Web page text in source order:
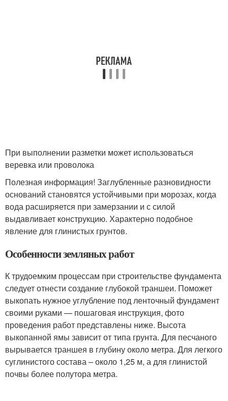
При выполнении разметки может использоваться
веревка или проволока
Полезная информация! Заглубленные разновидности
оснований становятся устойчивыми при морозах, когда
вода расширяется при замерзании и с силой
выдавливает конструкцию. Характерно подобное
явление для глинистых грунтов.
Особенности земляных работ
К трудоемким процессам при строительстве фундамента
следует отнести создание глубокой траншеи. Поможет
выкопать нужное углубление под ленточный фундамент
своими руками — пошаговая инструкция, фото
проведения работ представлены ниже. Высота
выкопанной ямы зависит от типа грунта. Для песчаного
вырывается траншея в глубину около метра. Для легкого
суглинистого состава – около 1,25 м, а для глинистой
почвы более полутора метра.